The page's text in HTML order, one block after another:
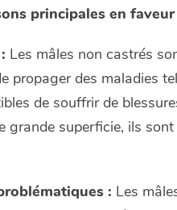
principales en
Les mâles non castrés
propager des maladies
de souffrir de
grande superficie, ils
: Les